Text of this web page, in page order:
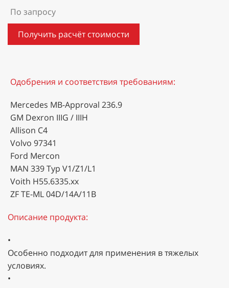
По запросу
Получить расчёт стоимости
Одобрения и соответствия требованиям:
Mercedes MB-Approval 236.9
GM Dexron IIIG / IIIH
Allison C4
Volvo 97341
Ford Mercon
MAN 339 Typ V1/Z1/L1
Voith H55.6335.xx
ZF TE-ML 04D/14A/11B
Описание продукта:
•
Особенно подходит для применения в тяжелых
условиях.
•